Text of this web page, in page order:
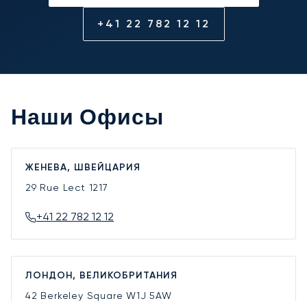
+41 22 782 12 12
Наши Офисы
ЖЕНЕВА, ШВЕЙЦАРИЯ
29 Rue Lect 1217
+41 22 782 12 12
ЛОНДОН, ВЕЛИКОБРИТАНИЯ
42 Berkeley SquareW1J 5AW